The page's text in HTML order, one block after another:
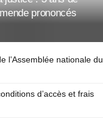
prononcés
l’Assemblée nationale du
d’accès et frais